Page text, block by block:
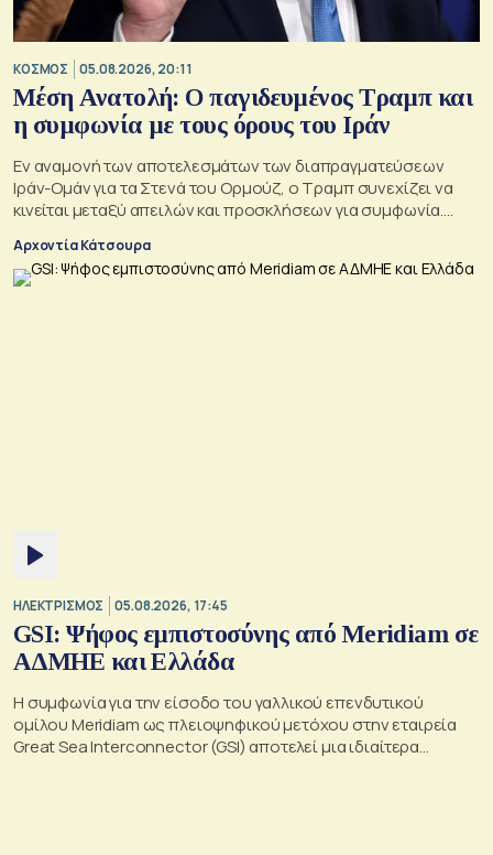
ΚΟΣΜΟΣ 05.08.2026, 20:11
Μέση Ανατολή: Ο παγιδευμένος Τραμπ και
η συμφωνία με τους όρους του Ιράν
Εν αναμονή των αποτελεσμάτων των διαπραγματεύσεων
Ιράν-Ομάν για τα Στενά του Ορμούζ, ο Τραμπ συνεχίζει να
κινείται μεταξύ απειλών και προσκλήσεων για συμφωνία.
Αλλά αυτό που θέλει είναι μακριά από αυτά που συζητούν
Μουσκάτ και Τεχεράνη.
Αρχοντία Κάτσουρα
ΗΛΕΚΤΡΙΣΜΟΣ 05.08.2026, 17:45
GSI: Ψήφος εμπιστοσύνης από Meridiam σε
ΑΔΜΗΕ και Ελλάδα
Η συμφωνία για την είσοδο του γαλλικού επενδυτικού
ομίλου Meridiam ως πλειοψηφικού μετόχου στην εταιρεία
Great Sea Interconnector (GSI) αποτελεί μια ιδιαίτερα